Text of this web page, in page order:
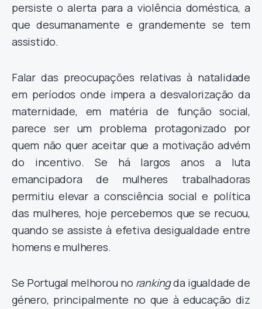
persiste o alerta para a violência doméstica, a
que desumanamente e grandemente se tem
assistido.
Falar das preocupações relativas à natalidade
em períodos onde impera a desvalorização da
maternidade, em matéria de função social,
parece ser um problema protagonizado por
quem não quer aceitar que a motivação advém
do incentivo. Se há largos anos a luta
emancipadora de mulheres trabalhadoras
permitiu elevar a consciência social e política
das mulheres, hoje percebemos que se recuou,
quando se assiste à efetiva desigualdade entre
homens e mulheres.
Se Portugal melhorou no rankingda igualdade de
género, principalmente no que à educação diz